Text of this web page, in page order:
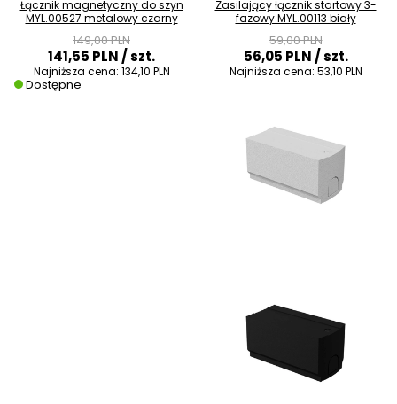
Łącznik magnetyczny do szyn
MYL.00527 metalowy czarny
149,00 PLN
141,55 PLN/ szt.
Najniższa cena: 134,10 PLN
Dostępne
Zasilający łącznik startowy 3-
fazowy MYL.00113 biały
59,00 PLN
56,05 PLN/ szt.
Najniższa cena: 53,10 PLN